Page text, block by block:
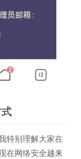
特别理解大家在
在网络安全越来